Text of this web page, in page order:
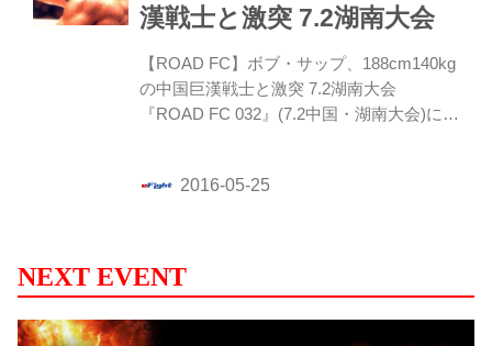
漢戦士と激突 7.2湖南大会
【ROAD FC】ボブ・サップ、188cm140kg
の中国巨漢戦士と激突 7.2湖南大会
『ROAD FC 032』(7.2中国・湖南大会)にボ
定した
NEXT EVENT